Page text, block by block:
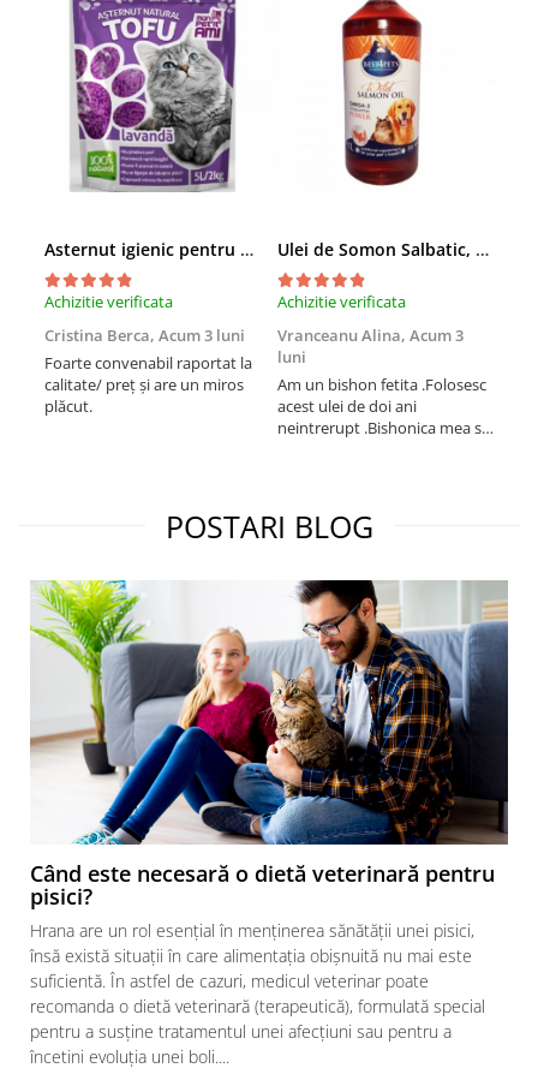
Asternut igienic pentru pisici Tofu Lavanda, Mon Petit 5 l
Achizitie verificata
Cristina Berca, Acum 3 luni
Foarte convenabil raportat la
calitate/ preț și are un miros
plăcut.
Ulei de Somon Salbatic, câini și pisici, piele si blană, BEST4PETS, 1l
Achizitie verificata
Vranceanu Alina, Acum 3
luni
Am un bishon fetita .Folosesc
acest ulei de doi ani
neintrerupt .Bishonica mea se
treia comanda recomand cu
mult drag !
POSTARI BLOG
Când este necesară o dietă veterinară pentru
pisici?
Hrana are un rol esențial în menținerea sănătății unei pisici,
însă există situații în care alimentația obișnuită nu mai este
suficientă. În astfel de cazuri, medicul veterinar poate
recomanda o dietă veterinară (terapeutică), formulată special
pentru a susține tratamentul unei afecțiuni sau pentru a
încetini evoluția unei boli....